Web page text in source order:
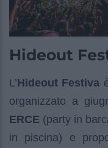
Hideout
L’Hideout Festiva
organizzato a
ERCE (party in
in piscina) e